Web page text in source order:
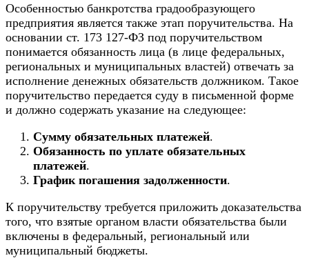
Особенностью банкротства градообразующего
предприятия является также этап поручительства. На
основании ст. 173 127-ФЗ под поручительством
понимается обязанность лица (в лице федеральных,
региональных и муниципальных властей) отвечать за
исполнение денежных обязательств должником. Такое
поручительство передается суду в письменной форме
и должно содержать указание на следующее:
Сумму обязательных платежей.
Обязанность по уплате обязательных
платежей.
График погашения задолженности.
К поручительству требуется приложить доказательства
того, что взятые органом власти обязательства были
включены в федеральный, региональный или
муниципальный бюджеты.